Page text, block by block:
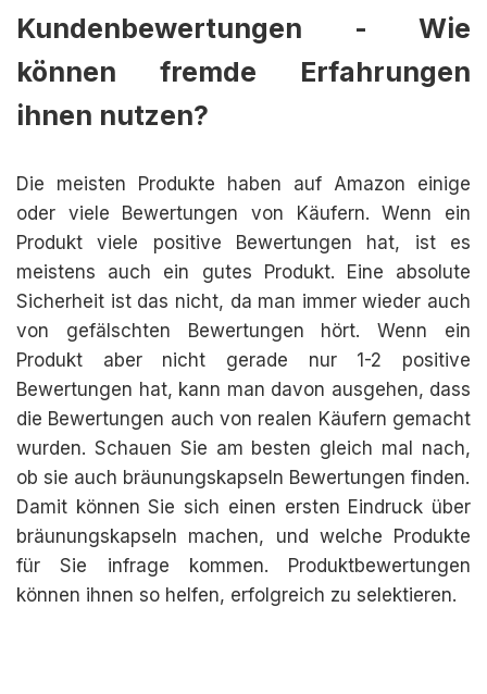
Kundenbewertungen - Wie
können fremde Erfahrungen
ihnen nutzen?
Die meisten Produkte haben auf Amazon einige
oder viele Bewertungen von Käufern. Wenn ein
Produkt viele positive Bewertungen hat, ist es
meistens auch ein gutes Produkt. Eine absolute
Sicherheit ist das nicht, da man immer wieder auch
von gefälschten Bewertungen hört. Wenn ein
Produkt aber nicht gerade nur 1-2 positive
Bewertungen hat, kann man davon ausgehen, dass
die Bewertungen auch von realen Käufern gemacht
wurden. Schauen Sie am besten gleich mal nach,
ob sie auch bräunungskapseln Bewertungen finden.
Damit können Sie sich einen ersten Eindruck über
bräunungskapseln machen, und welche Produkte
für Sie infrage kommen. Produktbewertungen
können ihnen so helfen, erfolgreich zu selektieren.